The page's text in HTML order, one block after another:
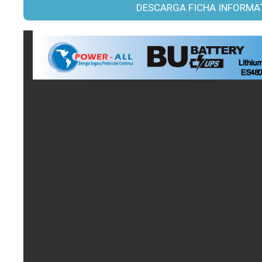
DESCARGA FICHA